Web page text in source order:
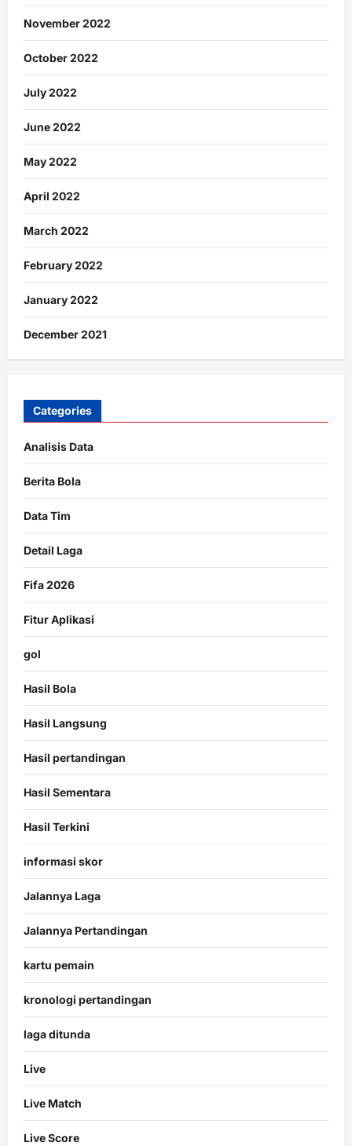
November 2022
October 2022
July 2022
June 2022
May 2022
April 2022
March 2022
February 2022
January 2022
December 2021
Categories
Analisis Data
Berita Bola
Data Tim
Detail Laga
Fifa 2026
Fitur Aplikasi
gol
Hasil Bola
Hasil Langsung
Hasil pertandingan
Hasil Sementara
Hasil Terkini
informasi skor
Jalannya Laga
Jalannya Pertandingan
kartu pemain
kronologi pertandingan
laga ditunda
Live
Live Match
Live Score